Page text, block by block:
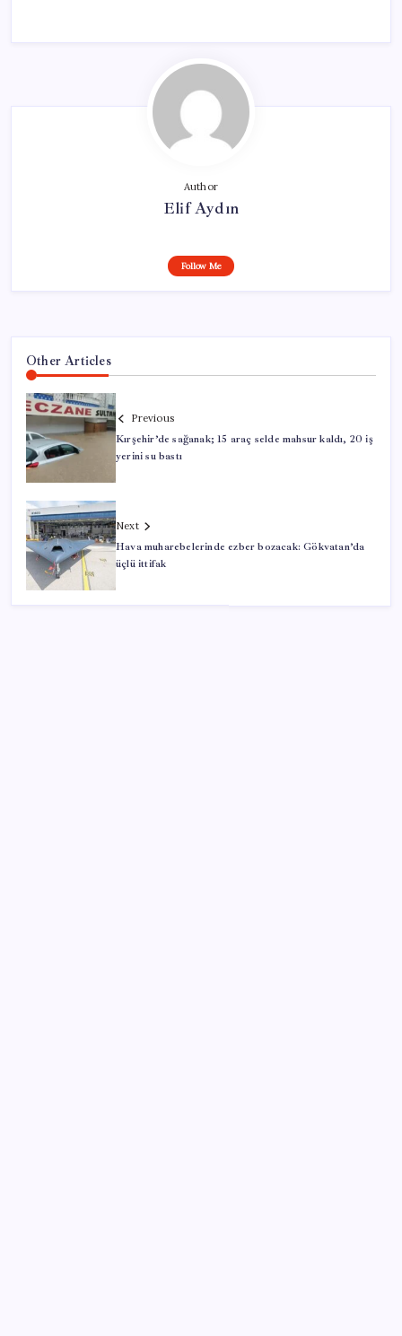
Author
Elif Aydın
Follow Me
Other Articles
Previous
Kırşehir’de sağanak; 15 araç selde mahsur kaldı, 20 iş
yerini su bastı
Next
Hava muharebelerinde ezber bozacak: Gökvatan’da
üçlü ittifak